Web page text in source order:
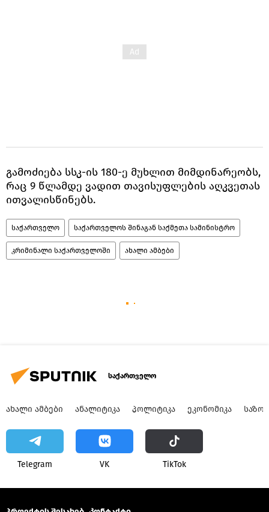
გამოძიება სსკ-ის 180-ე მუხლით მიმდინარეობს,
რაც 9 წლამდე ვადით თავისუფლების აღკვეთას
ითვალისწინებს.
საქართველო საქართველოს შინაგან საქმეთა სამინისტრო
კრიმინალი საქართველოში ახალი ამბები
საქართველო
ᲐᲮᲐᲚᲘ ᲐᲛᲑᲔᲑᲘ ᲐᲜᲐᲚᲘᲢᲘᲙᲐ ᲞᲝᲚᲘᲢᲘᲙᲐ ᲔᲙᲝᲜᲝᲛᲘᲙᲐ
Telegram VK ТikТоk